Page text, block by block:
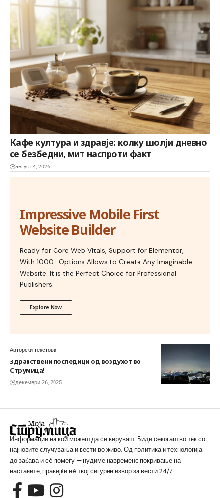
Кафе култура и здравје: колку шолји дневно
се безбедни, мит наспроти факт
август 4, 2026
Impressive Mobile First
Website Builder
Ready for Core Web Vitals, Support for Elementor,
With 1000+ Options Allows to Create Any Imaginable
Website. It is the Perfect Choice for Professional
Publishers.
Explore Now
Авторски текстови
Здравствени последици од воздухот во
Струмица!
декември 26, 2025
Информации на кои можеш да се веруваш: Биди секогаш во тек со
најновите случувања и вести во живо. Од политика и технологија
до забава и сè помеѓу — нудиме навремено покривање на
настаните, правејќи нè твој сигурен извор за вести 24/7.